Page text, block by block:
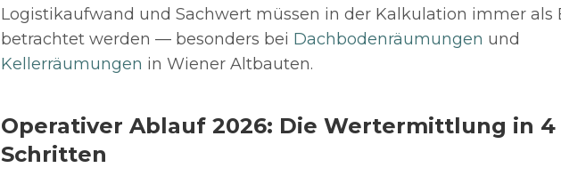
Logistikaufwand und Sachwert müssen in der Kalkulation immer als
betrachtet werden — besonders bei Dachbodenräumungen und
Kellerräumungen in Wiener Altbauten.
Operativer Ablauf 2026: Die Wertermittlung in 4
Schritten